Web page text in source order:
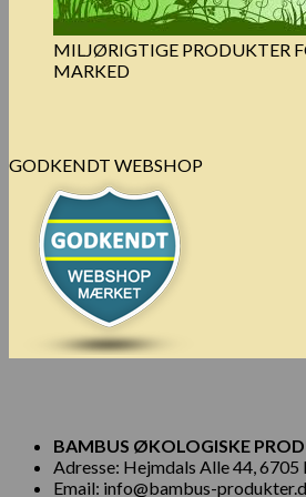
MILJØRIGTIGE PRODUKTER
MARKED
GODKENDT WEBSHOP
BAMBUS ØKOLOGISKE
Adresse: Hejmdals Alle 44, 6705
Email: info@bambus-